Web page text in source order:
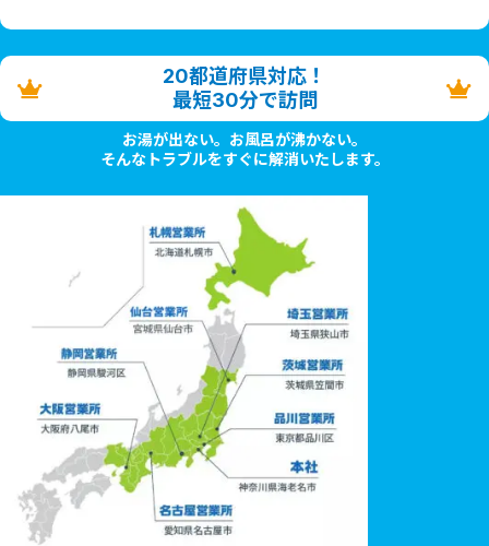
20都道府県対応！
最短30分で訪問
お湯が出ない。お風呂が沸かない。
そんなトラブルをすぐに解消いたします。